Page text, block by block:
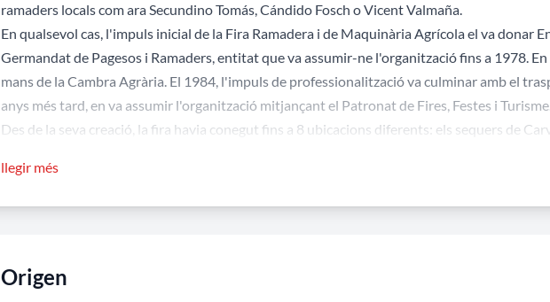
ramaders locals com ara Secundino Tomás, Cándido Fosch o Vicent Valmaña.
En qualsevol cas, l'impuls inicial de la Fira Ramadera i de Maquinària Agrícola el va donar
Germandat de Pagesos i Ramaders, entitat que va assumir-ne l'organització fins a 1978.
mans de la Cambra Agrària. El 1984, l'impuls de professionalització va culminar amb el
anys més tard, en va assumir l'organització mitjançant el Patronat de Fires, Festes i
Des de la seva creació, la fira havia conegut fins a 8 ubicacions diferents: els sequers de
transportista Tomàs Pérez. Coincidint amb la XXV edició de la Fira, es va inaugurar el
llegir més
Origen